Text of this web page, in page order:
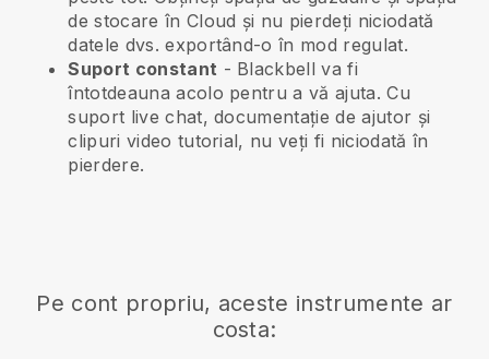
de stocare în Cloud și nu pierdeți niciodată
datele dvs. exportând-o în mod regulat.
Suport constant - Blackbell va fi
întotdeauna acolo pentru a vă ajuta. Cu
suport live chat, documentație de ajutor și
clipuri video tutorial, nu veți fi niciodată în
pierdere.
Pe cont propriu, aceste instrumente ar
costa: